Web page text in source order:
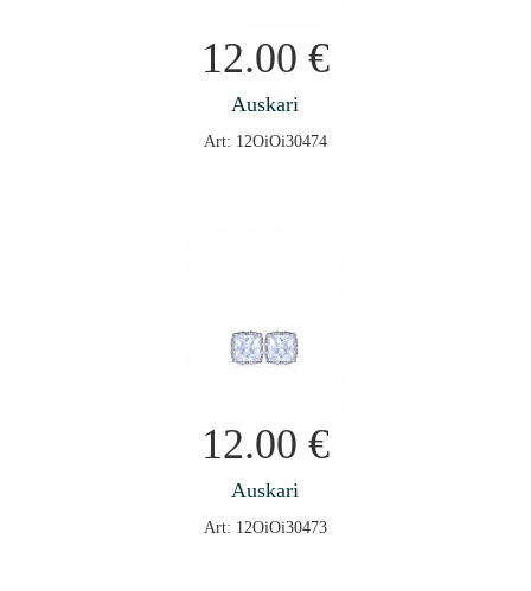
12.00 €
Auskari
Art: 12OiOi30474
12.00 €
Auskari
Art: 12OiOi30473